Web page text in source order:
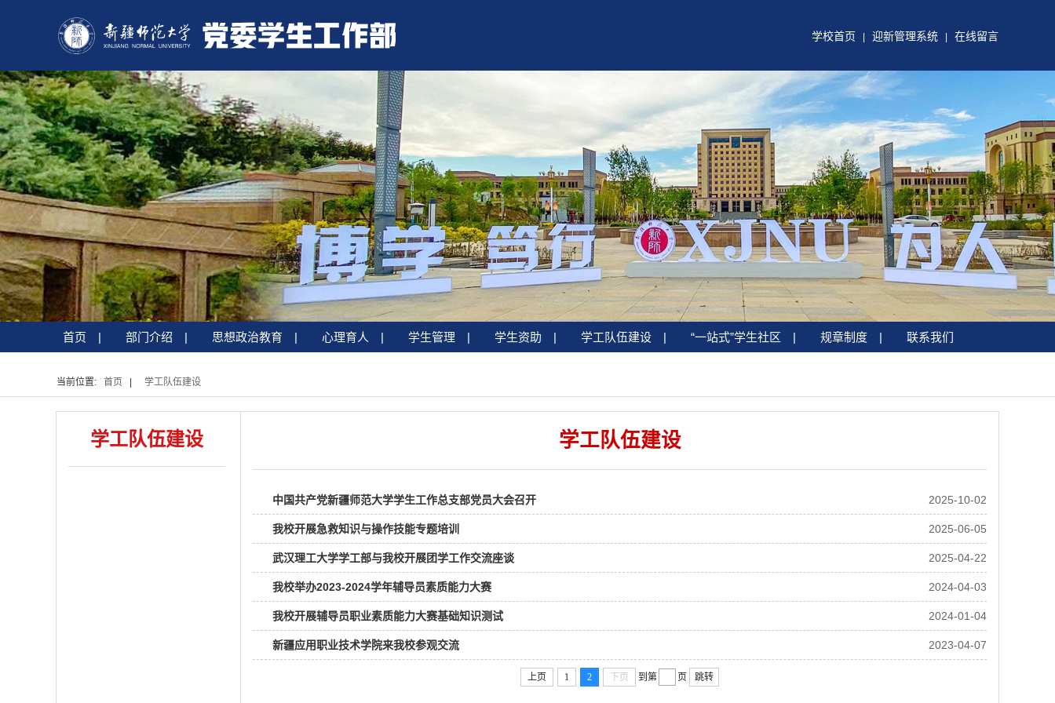
学校首页 迎新管理系统 在线留言
|
首页 |
部门介绍 |
思想政治教育 |
心理育人 |
学生管理 |
学生资助 |
学工队伍建设 |
“一站式”学生社区 |
规章制度 联系我们
当前位置: 首页 学工队伍建设
学工队伍建设 学工队伍建设
中国共产党新疆师范大学学生工作总支部党员大会召开 2025-10-02
我校开展急救知识与操作技能专题培训 2025-06-05
武汉理工大学学工部与我校开展团学工作交流座谈 2025-04-22
我校举办2023-2024学年辅导员素质能力大赛 2024-04-03
我校开展辅导员职业素质能力大赛基础知识测试 2024-01-04
新疆应用职业技术学院来我校参观交流 2023-04-07
上页 1 2 下页 到第 页 跳转